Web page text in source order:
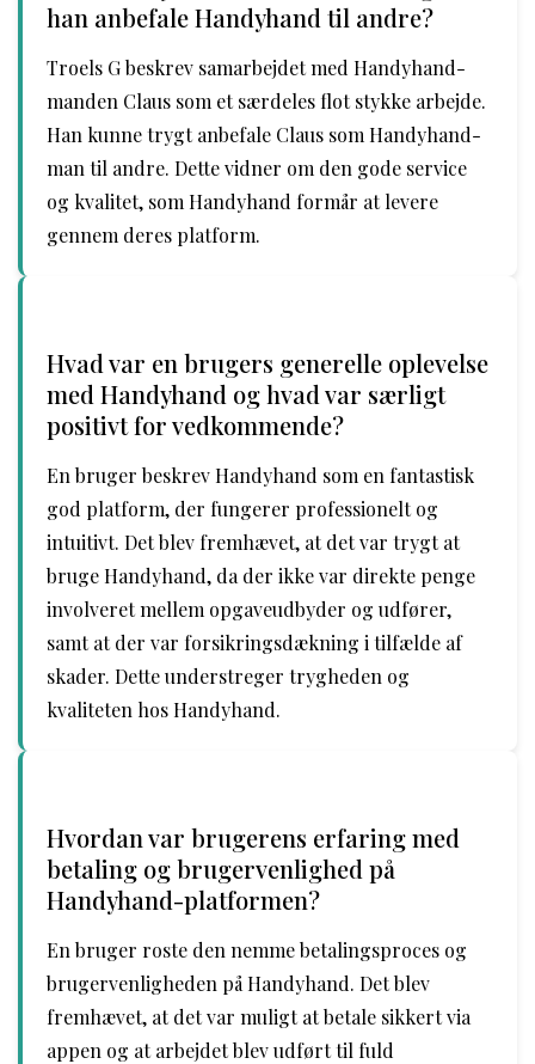
han anbefale Handyhand til andre?
Troels G beskrev samarbejdet med Handyhand-
manden Claus som et særdeles flot stykke arbejde.
Han kunne trygt anbefale Claus som Handyhand-
man til andre. Dette vidner om den gode service
og kvalitet, som Handyhand formår at levere
gennem deres platform.
Hvad var en brugers generelle oplevelse
med Handyhand og hvad var særligt
positivt for vedkommende?
En bruger beskrev Handyhand som en fantastisk
god platform, der fungerer professionelt og
intuitivt. Det blev fremhævet, at det var trygt at
bruge Handyhand, da der ikke var direkte penge
involveret mellem opgaveudbyder og udfører,
samt at der var forsikringsdækning i tilfælde af
skader. Dette understreger trygheden og
kvaliteten hos Handyhand.
Hvordan var brugerens erfaring med
betaling og brugervenlighed på
Handyhand-platformen?
En bruger roste den nemme betalingsproces og
brugervenligheden på Handyhand. Det blev
fremhævet, at det var muligt at betale sikkert via
appen og at arbejdet blev udført til fuld